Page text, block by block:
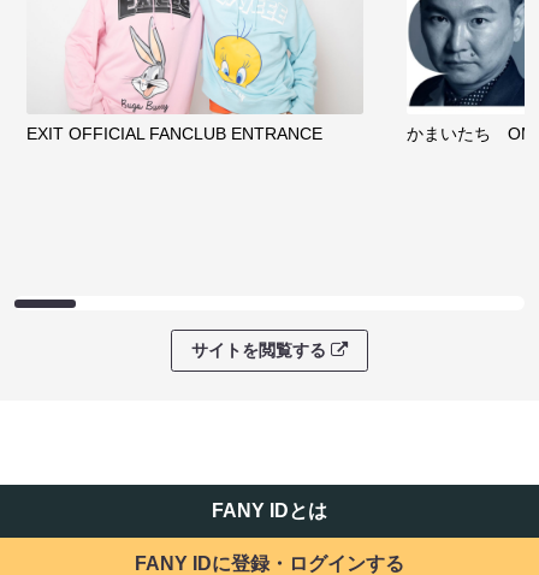
EXIT OFFICIAL FANCLUB ENTRANCE かまいたち
サイトを閲覧する
FANY IDとは
FANY IDに登録・ログインする